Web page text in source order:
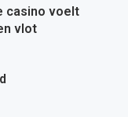
casino voelt
vlot